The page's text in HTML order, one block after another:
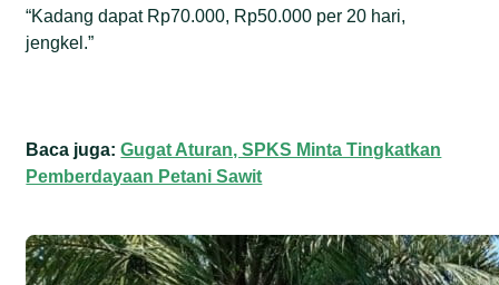
“Kadang dapat Rp70.000, Rp50.000 per 20 hari,
jengkel.”
Baca juga:Gugat Aturan, SPKS Minta Tingkatkan
Pemberdayaan Petani Sawit